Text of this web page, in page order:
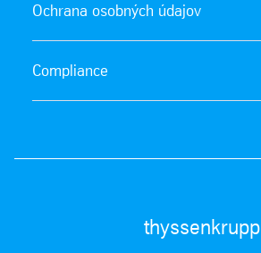
Ochrana osobných údajov
Compliance
thyssenkrupp